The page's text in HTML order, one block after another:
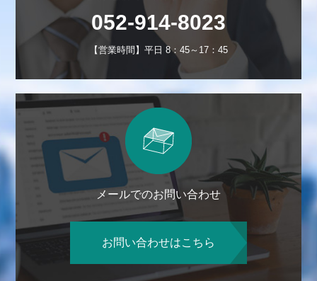
052-914-8023
【営業時間】平日 8：45～17：45
メールでのお問い合わせ
お問い合わせはこちら